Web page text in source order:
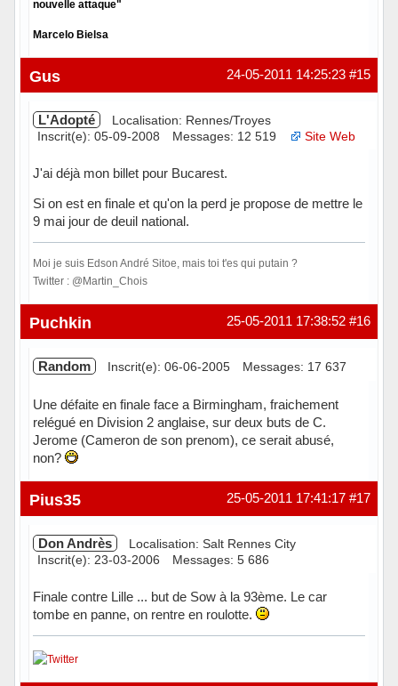
nouvelle attaque"
Marcelo Bielsa
Hors ligne #15
24-05-2011 14:25:23
Gus
L'Adopté
Localisation: Rennes/Troyes
Inscrit(e): 05-09-2008
Messages: 12 519 Site Web
J'ai déjà mon billet pour Bucarest.
Si on est en finale et qu'on la perd je propose de mettre le
9 mai jour de deuil national.
Moi je suis Edson André Sitoe, mais toi t'es qui putain ?
Twitter : @Martin_Chois
Hors ligne #16
25-05-2011 17:38:52
Puchkin
Random Inscrit(e): 06-06-2005 Messages: 17 637
Une défaite en finale face a Birmingham, fraichement
relégué en Division 2 anglaise, sur deux buts de C.
Jerome (Cameron de son prenom), ce serait abusé,
non?
Hors ligne #17
25-05-2011 17:41:17
Pius35
Don Andrès
Localisation: Salt Rennes City
Inscrit(e): 23-03-2006
Messages: 5 686
Finale contre Lille ... but de Sow à la 93ème. Le car
tombe en panne, on rentre en roulotte.